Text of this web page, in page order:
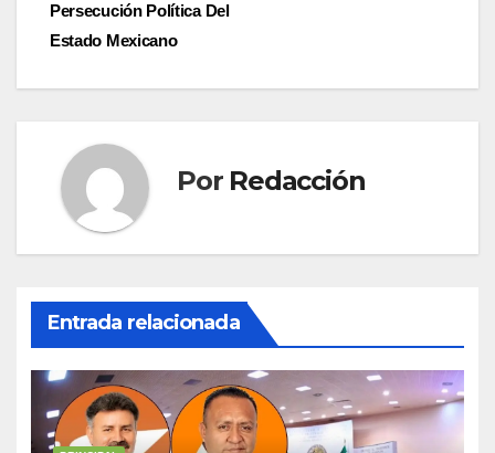
Persecución Política Del
Estado Mexicano
Por Redacción
Entrada relacionada